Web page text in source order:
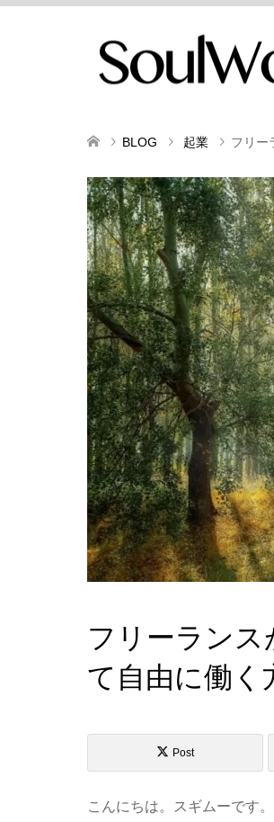
BLOG 起業 フリー
フリーラン
て自由に働く
Post
こんにちは。スギムーです